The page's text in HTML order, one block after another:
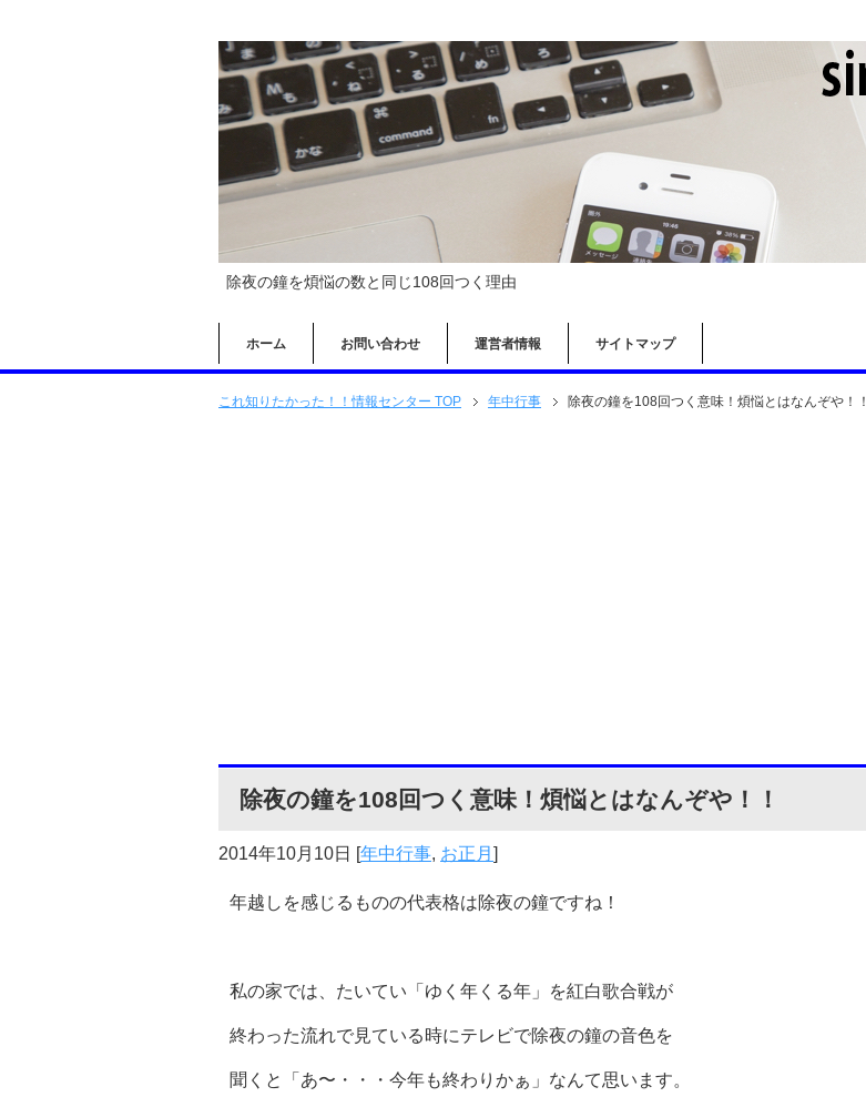
除夜の鐘を煩悩の数と同じ108回つく理由
ホーム お問い合わせ 運営者情報 サイトマップ
これ知りたかった！！情報センター TOP 年中行事 除夜の鐘を108回つく意味！煩悩とはなんぞや！！
除夜の鐘を108回つく意味！煩悩とはなんぞや！！
2014年10月10日 [年中行事, お正月 ]
年越しを感じるものの代表格は除夜の鐘ですね！
私の家では、たいてい「ゆく年くる年」を紅白歌合戦が
終わった流れで見ている時にテレビで除夜の鐘の音色を
聞くと「あ〜・・・今年も終わりかぁ」なんて思います。